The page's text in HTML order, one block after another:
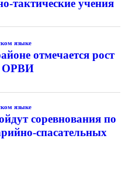
тактические учения
языке
отмечается рост
ОРВИ
языке
соревнования по
спасательных